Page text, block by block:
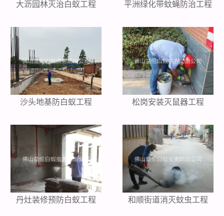
大沥园林灭治白蚁工程 平洲绿化带蚊蝇防治工程
沙头地基防白蚁工程 松岗安装灭鼠器工程
丹灶装修预防白蚁工程 和顺街道消灭蚊虫工程